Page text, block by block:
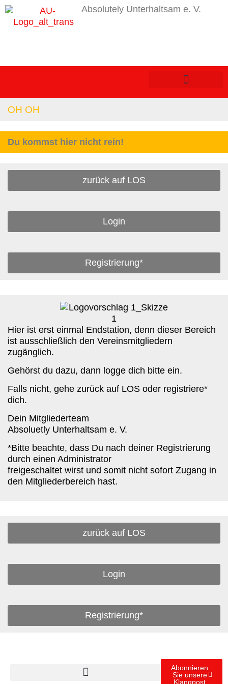
Absolutely Unterhaltsam e. V.
OH OH
Du kommst hier nicht rein!
zurück auf LOS
Login
Registrierung*
Hier ist erst einmal Endstation, denn dieser Bereich
ist ausschließlich den Vereinsmitgliedern
zugänglich.
Gehörst du dazu, dann logge dich bitte ein.
Falls nicht, gehe zurück auf LOS oder registriere*
dich.
Dein Mitgliederteam
Absoluetly Unterhaltsam e. V.
*Bitte beachte, dass Du nach deiner Registrierung
durch einen Administrator
freigeschaltet wirst und somit nicht sofort Zugang in
den Mitgliederbereich hast.
zurück auf LOS
Login
Registrierung*
Abonnieren
Sie unsere
Klangpost